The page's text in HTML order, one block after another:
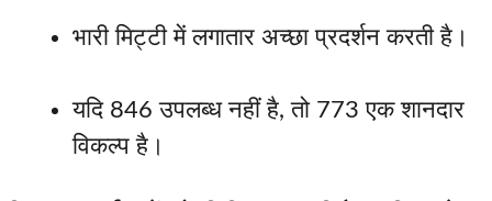
भारी मिट्टी में लगातार अच्छा प्रदर्शन करती है।
यदि 846 उपलब्ध नहीं है, तो 773 एक शानदार
विकल्प है।